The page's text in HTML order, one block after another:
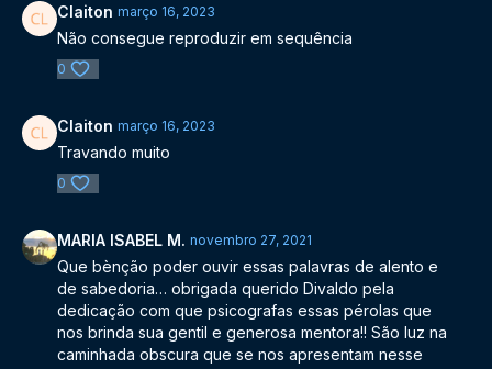
Claiton março 16, 2023
Não consegue reproduzir em sequência
0
Claiton março 16, 2023
Travando muito
0
MARIA ISABEL M. novembro 27, 2021
Que bènção poder ouvir essas palavras de alento e
de sabedoria… obrigada querido Divaldo pela
dedicação com que psicografas essas pérolas que
nos brinda sua gentil e generosa mentora!! São luz na
caminhada obscura que se nos apresentam nesse